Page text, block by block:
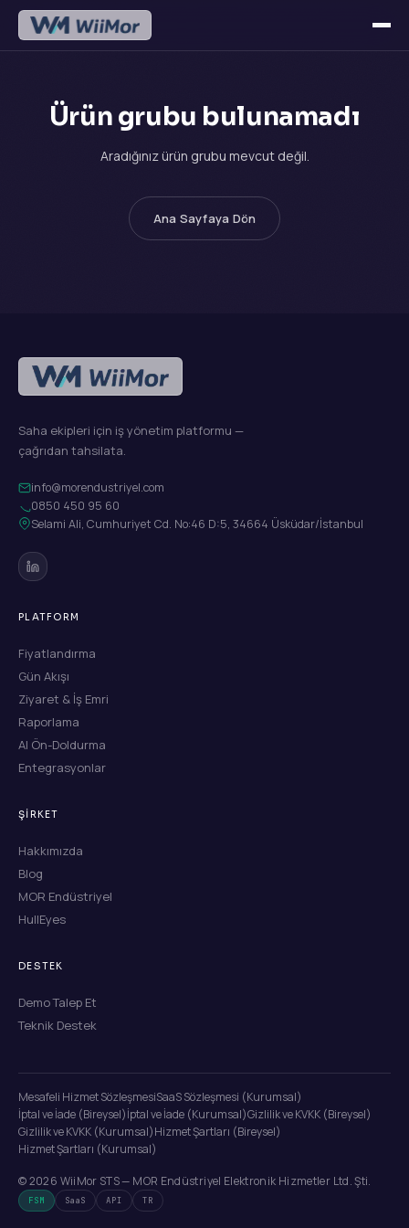
Ürün grubu bulunamadı
Aradığınız ürün grubu mevcut değil.
Ana Sayfaya Dön
Saha ekipleri için iş yönetim platformu —
çağrıdan tahsilata.
info@morendustriyel.com
0850 450 95 60
Selami Ali, Cumhuriyet Cd. No:46 D:5, 34664 Üsküdar/İstanbul
PLATFORM
Fiyatlandırma
Gün Akışı
Ziyaret & İş Emri
Raporlama
AI Ön-Doldurma
Entegrasyonlar
ŞIRKET
Hakkımızda
Blog
MOR Endüstriyel
HullEyes
DESTEK
Demo Talep Et
Teknik Destek
Mesafeli Hizmet SözleşmesiSaaS Sözleşmesi (Kurumsal)
İptal ve İade (Bireysel)İptal ve İade (Kurumsal)Gizlilik ve KVKK (Bireysel)
Gizlilik ve KVKK (Kurumsal)Hizmet Şartları (Bireysel)
Hizmet Şartları (Kurumsal)
© 2026 WiiMor STS — MOR Endüstriyel Elektronik Hizmetler Ltd. Şti.
FSM SaaS API TR